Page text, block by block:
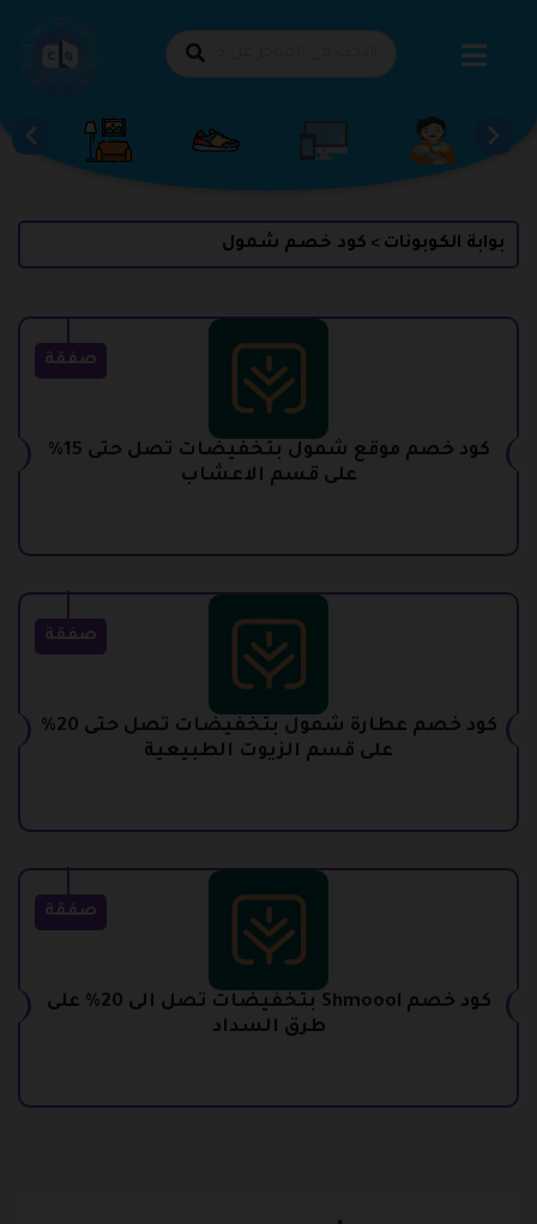
بوابة الكوبونات > كود خصم شمول
صفقة
كود خصم موقع شمول بتخفيضات تصل حتى 15%
على قسم الاعشاب
صفقة
كود خصم عطارة شمول بتخفيضات تصل حتى 20%
على قسم الزيوت الطبيعية
صفقة
كود خصم Shmoool بتخفيضات تصل الى 20% على
طرق السداد